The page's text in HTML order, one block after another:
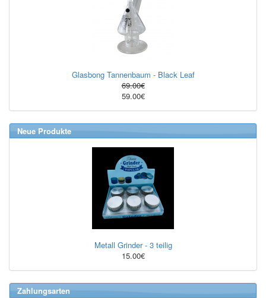
Glasbong Tannenbaum - Black Leaf
69.00€
59.00€
Neue Produkte
Metall Grinder - 3 teilig
15.00€
Zahlungsarten